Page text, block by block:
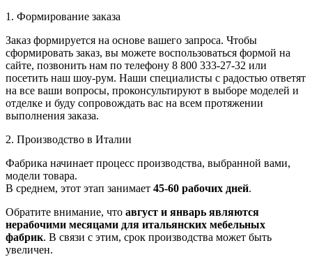
1. Формирование заказа
Заказ формируется на основе вашего запроса. Чтобы
сформировать заказ, вы можете воспользоваться формой на
сайте, позвонить нам по телефону 8 800 333-27-32 или
посетить наш шоу-рум. Наши специалисты с радостью ответят
на все ваши вопросы, проконсультируют в выборе моделей и
отделке и буду сопровождать вас на всем протяжении
выполнения заказа.
2. Производство в Италии
Фабрика начинает процесс производства, выбранной вами,
модели товара.
В среднем, этот этап занимает 45-60 рабочих дней.
Обратите внимание, что август и январь являются
нерабочими месяцами для итальянских мебельных
фабрик. В связи с этим, срок производства может быть
увеличен.